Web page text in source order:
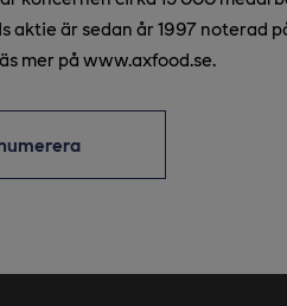
aktie är sedan år 1997 noterad
mer på www.axfood.se.